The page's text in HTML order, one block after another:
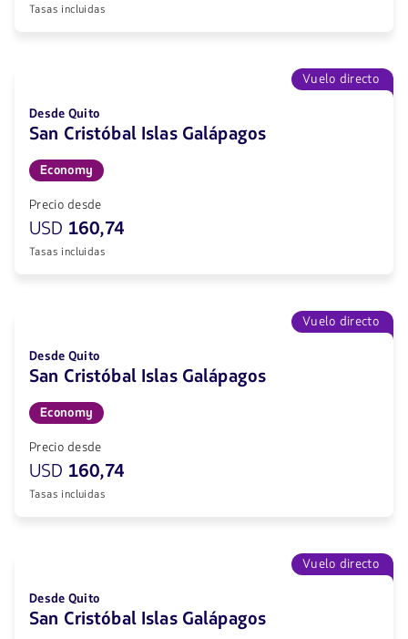
Tasas incluidas
Vuelo directo
Desde Quito
San Cristóbal Islas Galápagos
Economy
Precio desde
USD 160,74
Tasas incluidas
Vuelo directo
Desde Quito
San Cristóbal Islas Galápagos
Economy
Precio desde
USD 160,74
Tasas incluidas
Vuelo directo
Desde Quito
San Cristóbal Islas Galápagos